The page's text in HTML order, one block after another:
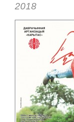
2018